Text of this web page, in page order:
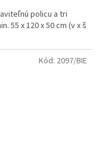
policu a tri
55 x 120 x 50 cm (v x š
Kód: 2097/BIE